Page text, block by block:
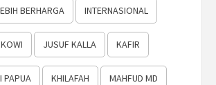
BERHARGA INTERNASIONAL
JUSUF KALLA KAFIR
PAPUA KHILAFAH MAHFUD MD